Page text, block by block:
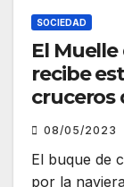
SOCIEDAD
El
recibe
cruceros
Cadix
08/05/2023
El buque de
por la